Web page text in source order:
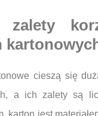
zalety
cieszą się
a ich zalety są
karton jest